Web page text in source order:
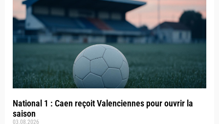
National 1 : Caen reçoit Valenciennes pour ouvrir la
saison
03.08.2026